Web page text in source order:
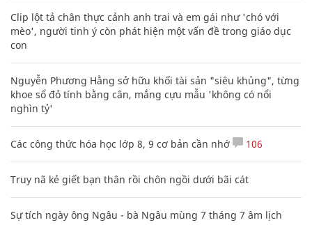
Clip lột tả chân thực cảnh anh trai và em gái như 'chó với
mèo', người tinh ý còn phát hiện một vấn đề trong giáo dục
con
Nguyễn Phương Hằng sở hữu khối tài sản "siêu khủng", từng
khoe sổ đỏ tính bằng cân, mắng cựu mẫu 'không có nổi
nghìn tỷ'
Các công thức hóa học lớp 8, 9 cơ bản cần nhớ 106
Truy nã kẻ giết bạn thân rồi chôn ngồi dưới bãi cát
Sự tích ngày ông Ngâu - bà Ngâu mùng 7 tháng 7 âm lịch